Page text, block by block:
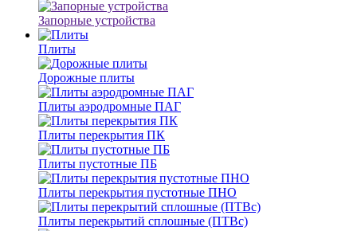
Запорные устройства
Плиты
Дорожные плиты
Плиты аэродромные ПАГ
Плиты перекрытия ПК
Плиты пустотные ПБ
Плиты перекрытия пустотные ПНО
Плиты перекрытий сплошные (ПТВс)